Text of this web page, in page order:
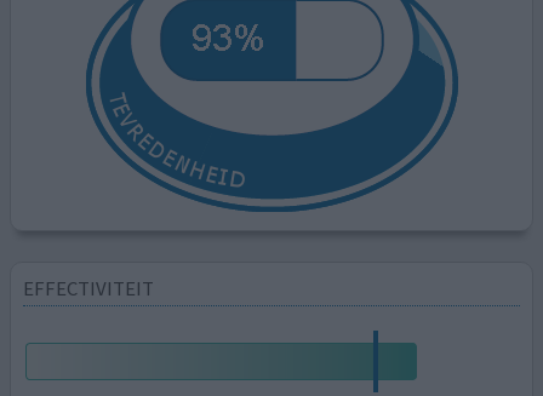
EFFECTIVITEIT